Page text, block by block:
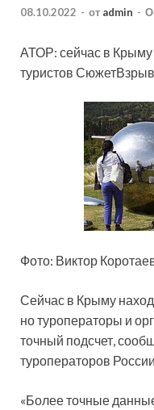
08.10.2022 - от admin -
АТОР: сейчас в Крыму
туристов
Фото: Виктор
Сейчас в Крыму
но туроператоры и
точный подсчет,
туроператоров
«Более точные